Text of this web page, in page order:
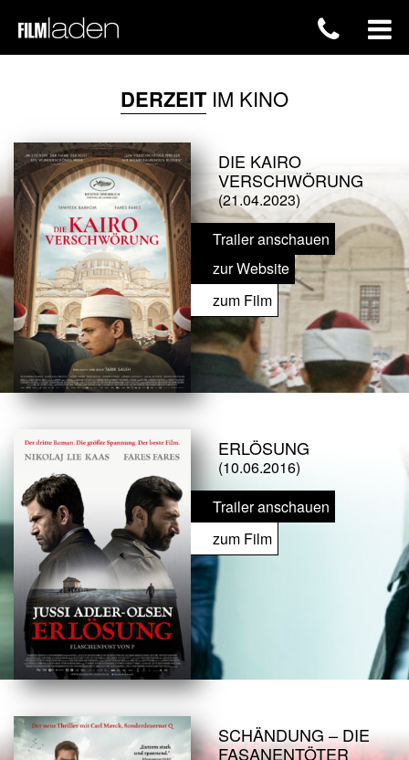
DERZEITIM KINO
DIE KAIRO
VERSCHWÖRUNG
(21.04.2023)
Trailer anschauen
zur Website
zum Film
ERLÖSUNG
(10.06.2016)
Trailer anschauen
zum Film
SCHÄNDUNG – DIE
FASANENTÖTER